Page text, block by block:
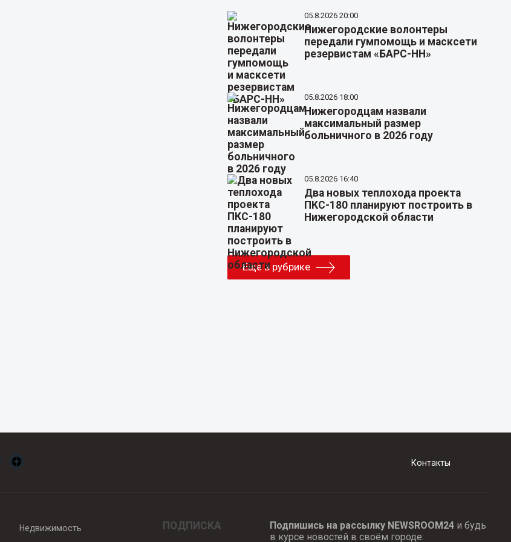
05.8.2026 20:00
Нижегородские волонтеры
передали гумпомощь и масксети
резервистам «БАРС-НН»
05.8.2026 18:00
Нижегородцам назвали
максимальный размер
больничного в 2026 году
05.8.2026 16:40
Два новых теплохода проекта
ПКС-180 планируют построить в
Нижегородской области
Еще в рубрике
Контакты
Недвижимость ПОДПИСКА Подпишись на рассылку NEWSROOM24и будь
в курсе новостей в своём городе: